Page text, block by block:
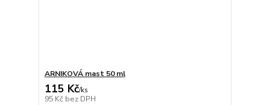
ARNIKOVÁ mast 50 ml
115 Kč/ks
95 Kč bez DPH